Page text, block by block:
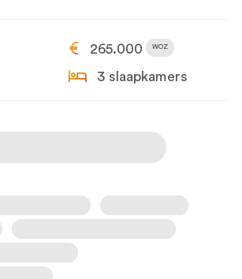
265.000 WOZ
3 slaapkamers